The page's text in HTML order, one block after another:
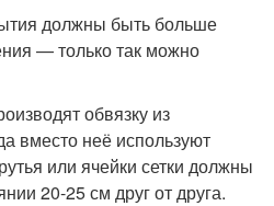
должны быть больше
— только так можно
обвязку из
вместо неё используют
или ячейки сетки должны
20-25 см друг от друга.